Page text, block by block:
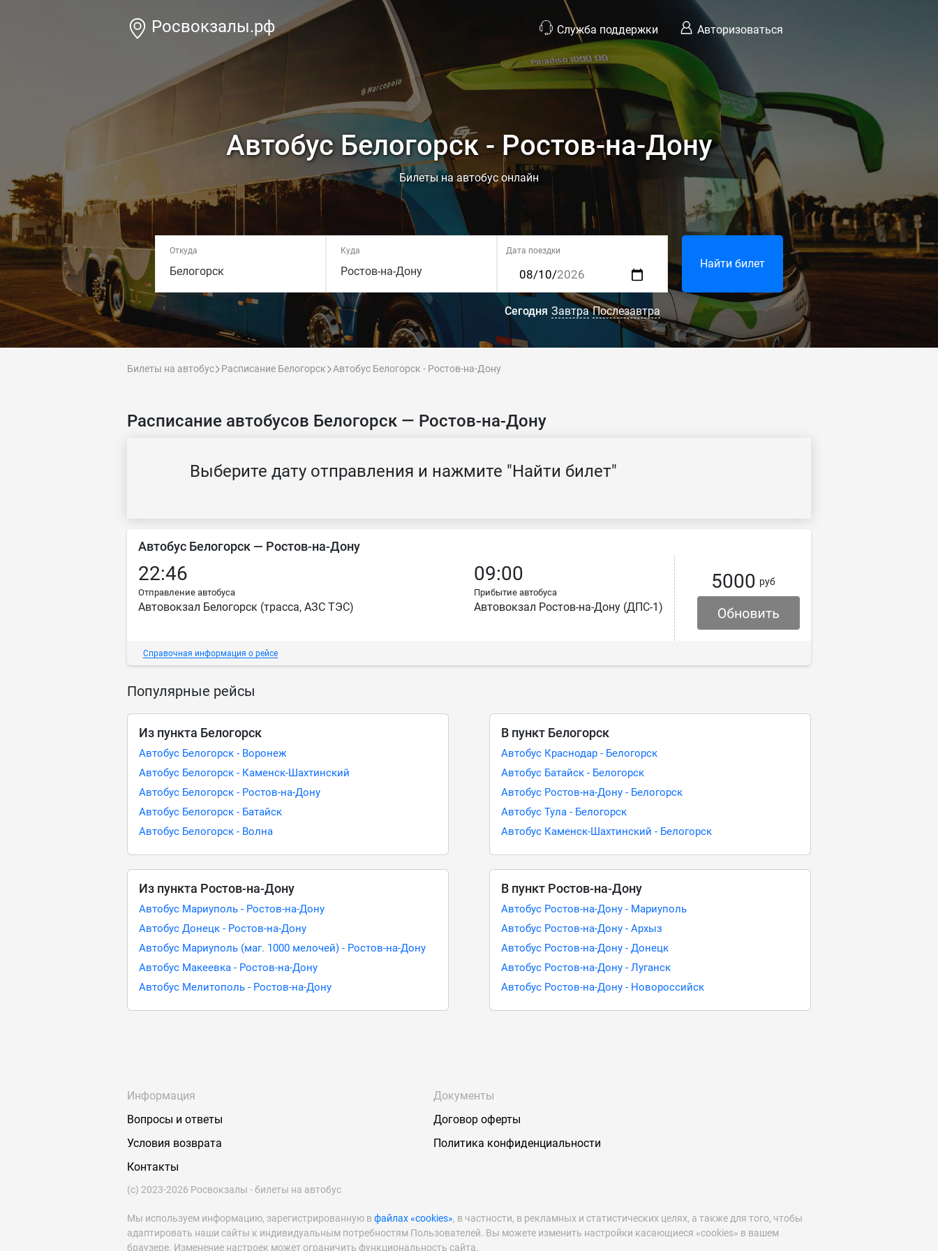
Росвокзалы.рф Служба поддержки Авторизоваться
Автобус Белогорск - Ростов-на-Дону
Билеты на автобус онлайн
Откуда
Белогорск
Куда
Ростов-на-Дону
Дата поездки
Найти билет
Сегодня Завтра Послезавтра
Билеты на автобус Расписание Белогорск Автобус Белогорск - Ростов-на-Дону
Расписание автобусов Белогорск — Ростов-на-Дону
Выберите дату отправления и нажмите "Найти билет"
Автобус Белогорск — Ростов-на-Дону
22:46
Отправление автобуса
Автовокзал Белогорск (трасса, АЗС ТЭС)
09:00
Прибытие автобуса
Автовокзал Ростов-на-Дону (ДПС-1)
5000 руб
Справочная информация о рейсе
Популярные рейсы
Из пункта Белогорск
Автобус Белогорск - Воронеж
Автобус Белогорск - Каменск-Шахтинский
Автобус Белогорск - Ростов-на-Дону
Автобус Белогорск - Батайск
Автобус Белогорск - Волна
В пункт Белогорск
Автобус Краснодар - Белогорск
Автобус Батайск - Белогорск
Автобус Ростов-на-Дону - Белогорск
Автобус Тула - Белогорск
Автобус Каменск-Шахтинский - Белогорск
Из пункта Ростов-на-Дону
Автобус Мариуполь - Ростов-на-Дону
Автобус Донецк - Ростов-на-Дону
Автобус Мариуполь (маг. 1000 мелочей) - Ростов-на-Дону
Автобус Макеевка - Ростов-на-Дону
Автобус Мелитополь - Ростов-на-Дону
В пункт Ростов-на-Дону
Автобус Ростов-на-Дону - Мариуполь
Автобус Ростов-на-Дону - Архыз
Автобус Ростов-на-Дону - Донецк
Автобус Ростов-на-Дону - Луганск
Автобус Ростов-на-Дону - Новороссийск
Информация
Вопросы и ответы
Условия возврата
Контакты
Документы
Договор оферты
Политика конфиденциальности
(с) 2023-2026 Росвокзалы - билеты на автобус
Мы используем информацию, зарегистрированную в файлах «cookies», в частности, в рекламных и статистических целях, а также для того, чтобы
адаптировать наши сайты к индивидуальным потребностям Пользователей. Вы можете изменить настройки касающиеся «cookies» в вашем
браузере. Изменение настроек может ограничить функциональность сайта.